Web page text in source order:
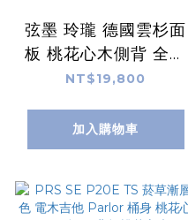
弦墨 玲瓏 德國雲杉面
板 桃花心木側背 全單
旅行 38吋 Lowden
弦釘 台灣公司貨 弦墨
吉他
NT$19,800
加入購物車